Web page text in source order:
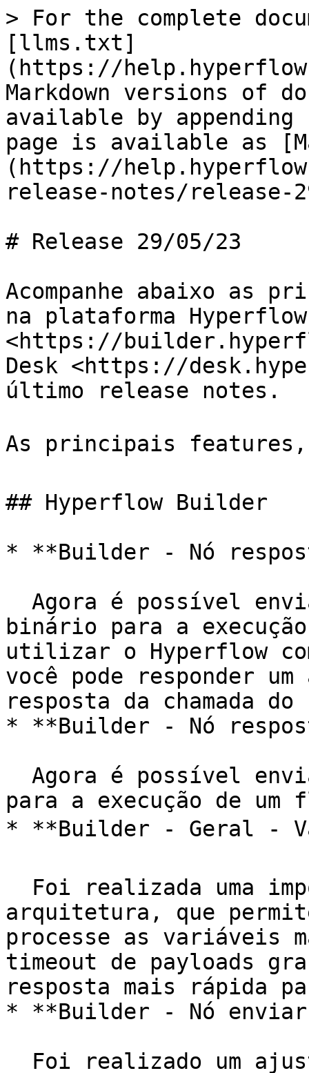
> For the complete
[llms.txt]
(https://
Markdown versions of
available by
page is available as
(https://
release-notes/release-
# Release 29/05/23
Acompanhe abaixo as
na plataforma
<https://
Desk <https://
último release notes.
As principais features,
## Hyperflow Builder
* **Builder - Nó
binário para a
utilizar o Hyperflow
você pode responder
resposta da chamada
* **Builder - Nó
para a execução de um
* **Builder - Geral -
arquitetura, que
processe as variáveis
timeout de payloads
resposta mais rápida
* **Builder - Nó